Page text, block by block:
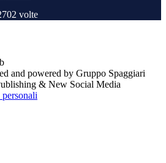
volte
and powered by Gruppo Spaggiari
& New Social Media